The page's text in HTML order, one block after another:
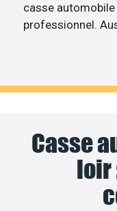
casse
professionnel.
Casse
loir